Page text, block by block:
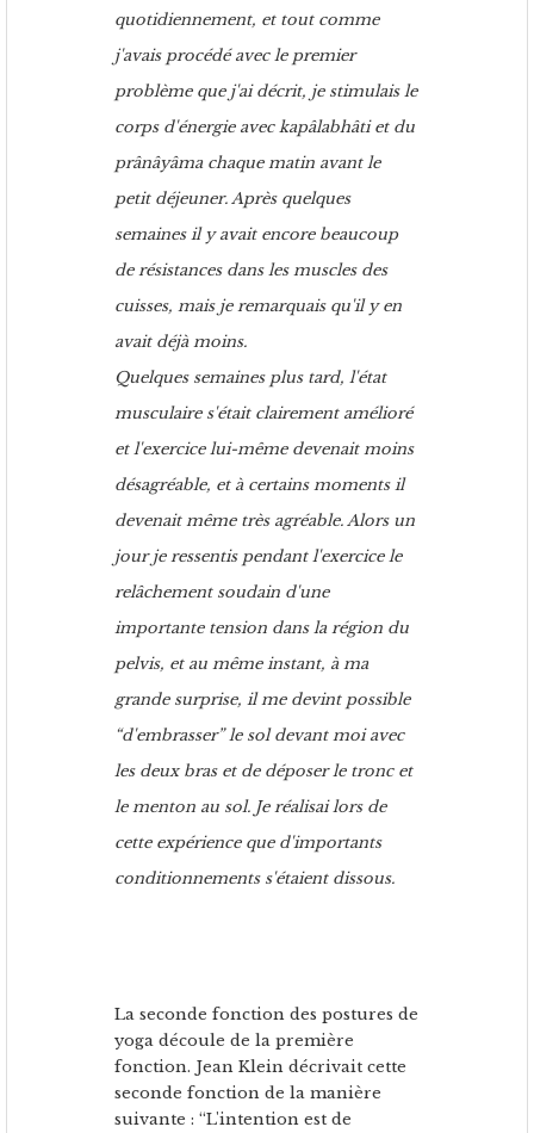
quotidiennement, et tout comme
j'avais procédé avec le premier
problème que j'ai décrit, je stimulais le
corps d'énergie avec kapâlabhâti et du
prânâyâma chaque matin avant le
petit déjeuner. Après quelques
semaines il y avait encore beaucoup
de résistances dans les muscles des
cuisses, mais je remarquais qu'il y en
avait déjà moins.
Quelques semaines plus tard, l'état
musculaire s'était clairement amélioré
et l'exercice lui-même devenait moins
désagréable, et à certains moments il
devenait même très agréable. Alors un
jour je ressentis pendant l'exercice le
relâchement soudain d'une
importante tension dans la région du
pelvis, et au même instant, à ma
grande surprise, il me devint possible
“d'embrasser” le sol devant moi avec
les deux bras et de déposer le tronc et
le menton au sol. Je réalisai lors de
cette expérience que d'importants
conditionnements s'étaient dissous.
La seconde fonction des postures de
yoga découle de la première
fonction. Jean Klein décrivait cette
seconde fonction de la manière
suivante : “L'intention est de